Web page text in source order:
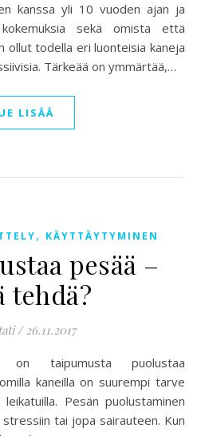
sekä omista että
ollut todella eri luonteisia kaneja
Tärkeää on ymmärtää,…
LISÄÄ
, KÄYTTÄYTYMINEN
pesää –
tehdä?
/ 26.11.2017
kaneilla on suurempi tarve
Pesän puolustaminen
tai jopa sairauteen. Kun